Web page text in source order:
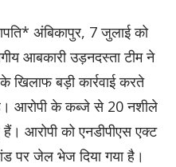
अंबिकापुर, 7 जुलाई को
आबकारी उड़नदस्ता टीम ने
बड़ी कार्रवाई करते
आरोपी के कब्जे से 20 नशीले
आरोपी को एनडीपीएस एक्ट
पर जेल भेज दिया गया है।